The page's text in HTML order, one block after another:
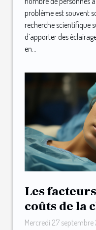
problème est souvent
recherche scientifique
d’apporter des
en...
Les
coûts de la
esthétique
Mercredi 27